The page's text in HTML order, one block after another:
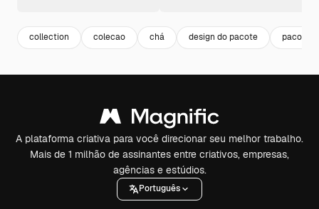
collection colecao chá design do pacote pacote
A plataforma criativa para você direcionar seu melhor trabalho.
Mais de 1 milhão de assinantes entre criativos, empresas,
agências e estúdios.
Português